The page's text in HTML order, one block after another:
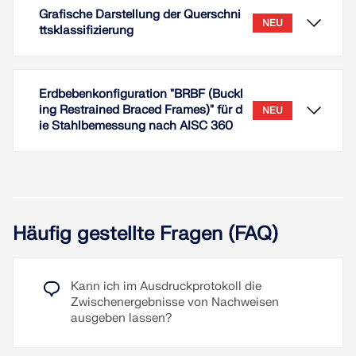
Stabilitätsnachweis für Biegeknicken und
Knicklasten und des Gesamtstabilitätsfaktors
für Biegedrillknicken nach Anhang B
Möglichkeit einer diskreten seitlichen Stützung
Grafische Darstellung der Querschni
ttsklassifizierung
NEU
Ergebnisgröße anzeigen.
Dieses Feature ist für alle Bemessungsnormen der
Add-Ons Stahlbemessung und
Erdbebenkonfiguration "BRBF (Buckl
ing Restrained Braced Frames)" für d
ie Stahlbemessung nach AISC 360
NEU
Häufig gestellte Fragen (FAQ)
Kann ich im Ausdruckprotokoll die
Zwischenergebnisse von Nachweisen
ausgeben lassen?